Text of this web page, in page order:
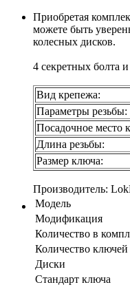
Приобретая
можете быть
колесных дисков.
4 секретных болта
Вид крепежа:
Параметры резьбы:
Посадочное место
Длина резьбы:
Размер ключа:
Производитель:
Модель
Модификация
Количество в
Количество ключей
Диски
Стандарт ключа